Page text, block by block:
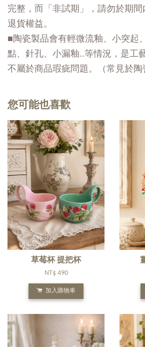
完整，而「非試期」，請勿於期
退貨權益。
■陶瓷製品會有輕微流釉、小突起
點、針孔、小漏釉..等情況，是工
不屬於商品瑕疵問題。（常見於陶
您可能也喜歡
草莓杯 提把杯
NT$ 490
加入購物車